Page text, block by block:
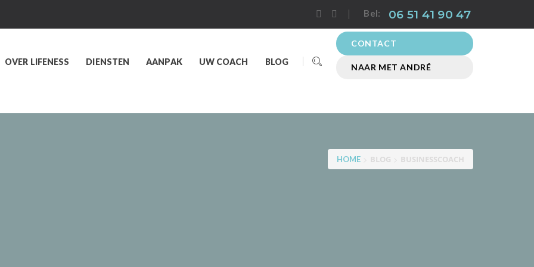
Bel: 06 51 41 90 47
OVER LIFENESS DIENSTEN AANPAK UW COACH BLOG
CONTACT
NAAR MET ANDRÉ
HOME BLOG BUSINESSCOACH